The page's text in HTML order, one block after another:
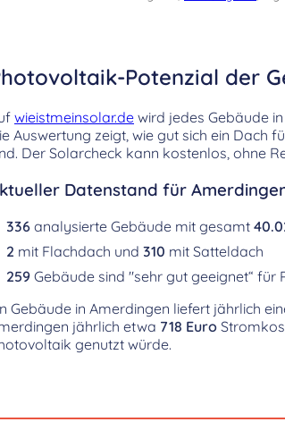
Potenzial der
wieistmeinsolar.de wird jedes Gebäude
Auswertung zeigt, wie gut sich ein Dach
Der Solarcheck kann kostenlos, ohne
Datenstand für
336 analysierte Gebäude mit gesamt
2 mit Flachdach und 310 mit Satteldach
259 Gebäude sind "sehr gut geeignet“
Gebäude in Amerdingen liefert jährlich
jährlich etwa 718 Euro
genutzt würde.